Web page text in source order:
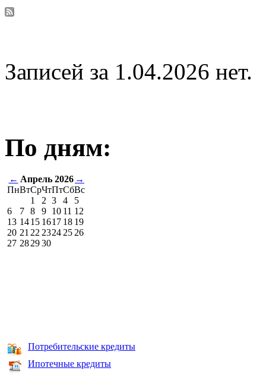
Записей за 1.04.2026 нет.
По дням:
← Апрель 2026 →
ПнВтСрЧтПтСбВс
1
2 3 4
5
6
7 8 9 10 11 12
13 1415 1617 18 19
20 21 22 2324 25 26
27 282930
Потребительские кредиты
Ипотечные кредиты